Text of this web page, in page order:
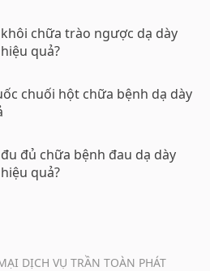
chữa trào ngược dạ dày
quả?
chuối hột chữa bệnh dạ dày
đủ chữa bệnh đau dạ dày
quả?
DỊCH VỤ TRẦN TOÀN PHÁT